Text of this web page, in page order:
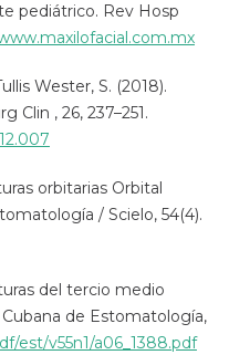
pediátrico. Rev Hosp
Wester, S. (2018).
Clin , 26, 237–251.
orbitarias Orbital
/ Scielo, 54(4).
del tercio medio
de Estomatología,
est/v55n1/a06_1388.pdf